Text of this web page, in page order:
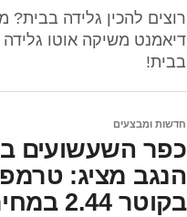
דיאמנט משיקה אוטו גלידה
בבית!
חדשות ומבצעים
כפר השעשועים
הנגב מציג:
בקוטר 2.44 במחיר מטורף